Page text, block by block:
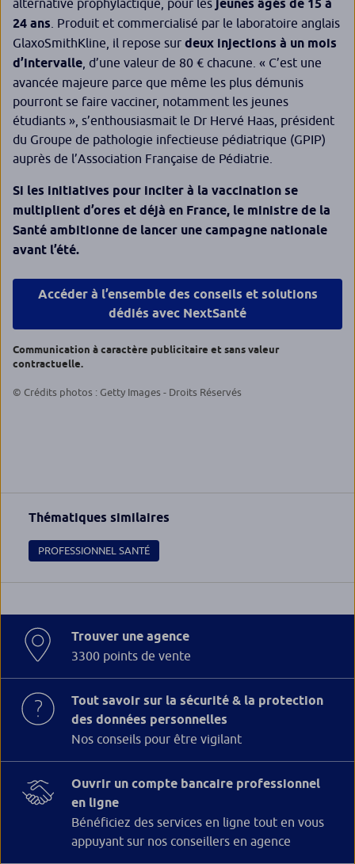
alternative prophylactique, pour les jeunes âgés de 15 à
24 ans . Produit et commercialisé par le laboratoire anglais
GlaxoSmithKline, il repose sur deux injections à un mois
d’intervalle , d’une valeur de 80 € chacune. « C’est une
avancée majeure parce que même les plus démunis
pourront se faire vacciner, notamment les jeunes
étudiants », s’enthousiasmait le Dr Hervé Haas, président
du Groupe de pathologie infectieuse pédiatrique (GPIP)
auprès de l’Association Française de Pédiatrie.
Si les initiatives pour inciter à la vaccination se
multiplient d’ores et déjà en France, le ministre de la
Santé ambitionne de lancer une campagne nationale
avant l’été.
Accéder à l’ensemble des conseils et solutions
dédiés avec NextSanté
Communication à caractère publicitaire et sans valeur
contractuelle.
© Crédits photos : Getty Images - Droits Réservés
Thématiques similaires
PROFESSIONNEL SANTÉ
Trouver une agence
3300 points de vente
Tout savoir sur la sécurité & la protection
des données personnelles
Nos conseils pour être vigilant
Ouvrir un compte bancaire professionnel
en ligne
Bénéficiez des services en ligne tout en vous
appuyant sur nos conseillers en agence